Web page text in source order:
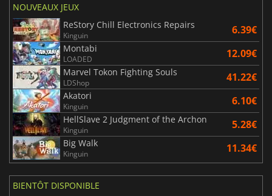
NOUVEAUX JEUX
ReStory Chill Electronics Repairs
Kinguin 6.39€
Montabi
LOADED 12.09€
Marvel Tokon Fighting Souls
LDShop 41.22€
Akatori
Kinguin 6.10€
HellSlave 2 Judgment of the Archon
Kinguin 5.28€
Big Walk
Kinguin 11.34€
BIENTÔT DISPONIBLE